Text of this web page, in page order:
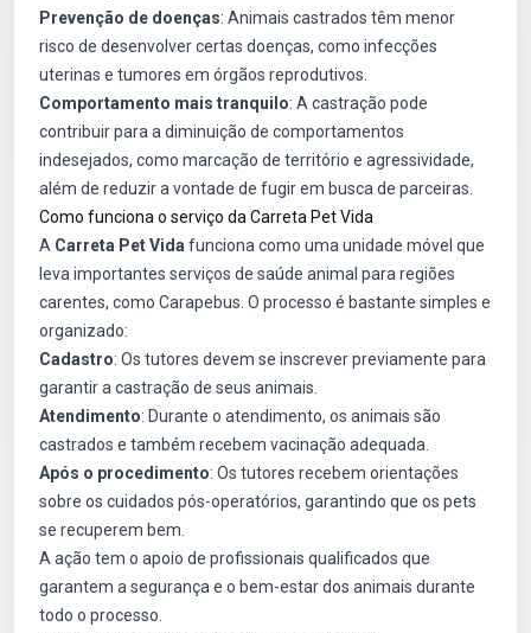
Prevenção de doenças: Animais castrados têm menor
risco de desenvolver certas doenças, como infecções
uterinas e tumores em órgãos reprodutivos.
Comportamento mais tranquilo: A castração pode
contribuir para a diminuição de comportamentos
indesejados, como marcação de território e agressividade,
além de reduzir a vontade de fugir em busca de parceiras.
Como funciona o serviço da Carreta Pet Vida
A Carreta Pet Vida funciona como uma unidade móvel que
leva importantes serviços de saúde animal para regiões
carentes, como Carapebus. O processo é bastante simples e
organizado:
Cadastro: Os tutores devem se inscrever previamente para
garantir a castração de seus animais.
Atendimento: Durante o atendimento, os animais são
castrados e também recebem vacinação adequada.
Após o procedimento: Os tutores recebem orientações
sobre os cuidados pós-operatórios, garantindo que os pets
se recuperem bem.
A ação tem o apoio de profissionais qualificados que
garantem a segurança e o bem-estar dos animais durante
todo o processo.